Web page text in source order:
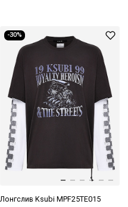
-30%
Лонгслив Ksubi MPF25TE015